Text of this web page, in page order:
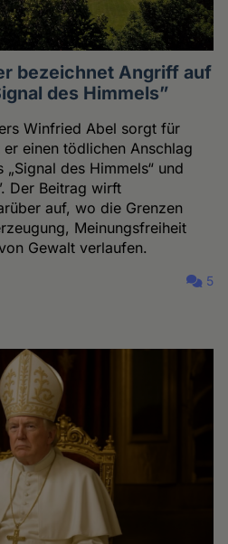
bezeichnet Angriff auf
des Himmels”
Winfried Abel sorgt für
einen tödlichen Anschlag
des Himmels“ und
Der Beitrag wirft
auf, wo die Grenzen
Meinungsfreiheit
Gewalt verlaufen.
5